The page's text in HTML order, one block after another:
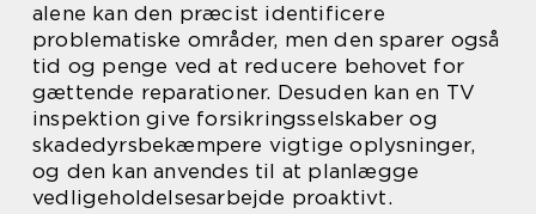
alene kan den præcist identificere
problematiske områder, men den sparer også
tid og penge ved at reducere behovet for
gættende reparationer. Desuden kan en TV
inspektion give forsikringsselskaber og
skadedyrsbekæmpere vigtige oplysninger,
og den kan anvendes til at planlægge
vedligeholdelsesarbejde proaktivt.